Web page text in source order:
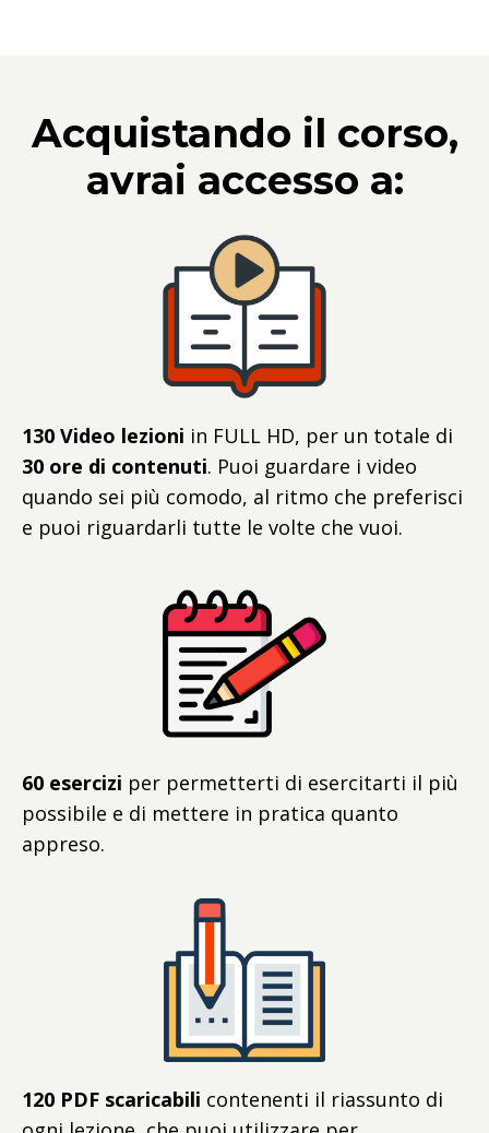
Acquistando il corso,
avrai accesso a:
130 Video lezioni in FULL HD, per un totale di
30 ore di contenuti. Puoi guardare i video
quando sei più comodo, al ritmo che preferisci
e puoi riguardarli tutte le volte che vuoi.
60 esercizi per permetterti di esercitarti il più
possibile e di mettere in pratica quanto
appreso.
120 PDF scaricabili contenenti il riassunto di